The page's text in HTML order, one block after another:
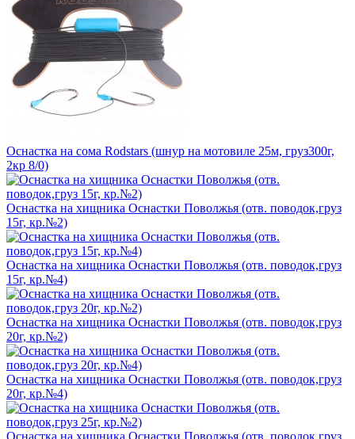
Оснастка на сома Rodstars (шнур на мотовиле 25м, груз300г,
2кр 8/0)
Оснастка на хищника Оснастки Поволжья (отв. поводок,груз
15г, кр.№2)
Оснастка на хищника Оснастки Поволжья (отв. поводок,груз
15г, кр.№4)
Оснастка на хищника Оснастки Поволжья (отв. поводок,груз
20г, кр.№2)
Оснастка на хищника Оснастки Поволжья (отв. поводок,груз
20г, кр.№4)
Оснастка на хищника Оснастки Поволжья (отв. поводок,груз